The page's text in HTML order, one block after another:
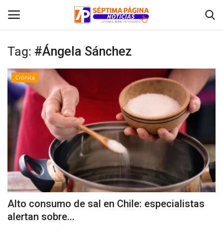
Inicio
Crónica
Policial
Tribunales
Deporte
Política
Espectáculos
Tag: #Ángela Sánchez
Crónica
Alto consumo de sal en Chile: especialistas
alertan sobre...